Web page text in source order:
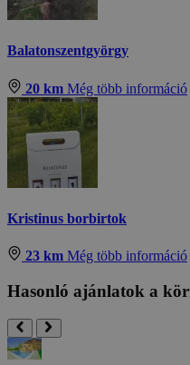
Balatonszentgyörgy
20 km Még több információ
Kristinus borbirtok
23 km Még több információ
Hasonló ajánlatok a